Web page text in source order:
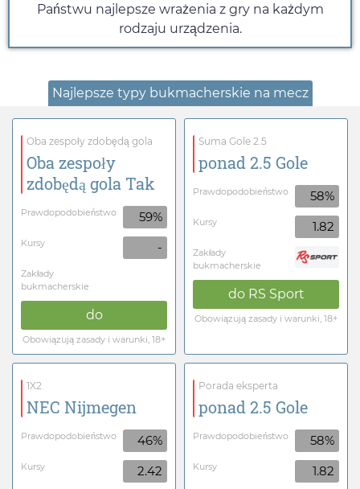
Państwu najlepsze wrażenia z gry na każdym
rodzaju urządzenia.
Najlepsze typy bukmacherskie na mecz
Oba zespoły zdobędą gola
Oba zespoły
zdobędą gola Tak
Prawdopodobieństwo 59%
Kursy -
Zakłady
bukmacherskie
do
Obowiązują zasady i warunki, 18+
Suma Gole 2.5
ponad 2.5 Gole
Prawdopodobieństwo 58%
Kursy 1.82
Zakłady
bukmacherskie
do RS Sport
Obowiązują zasady i warunki, 18+
1X2
NEC Nijmegen
Prawdopodobieństwo 46%
Kursy 2.42
Porada eksperta
ponad 2.5 Gole
Prawdopodobieństwo 58%
Kursy 1.82